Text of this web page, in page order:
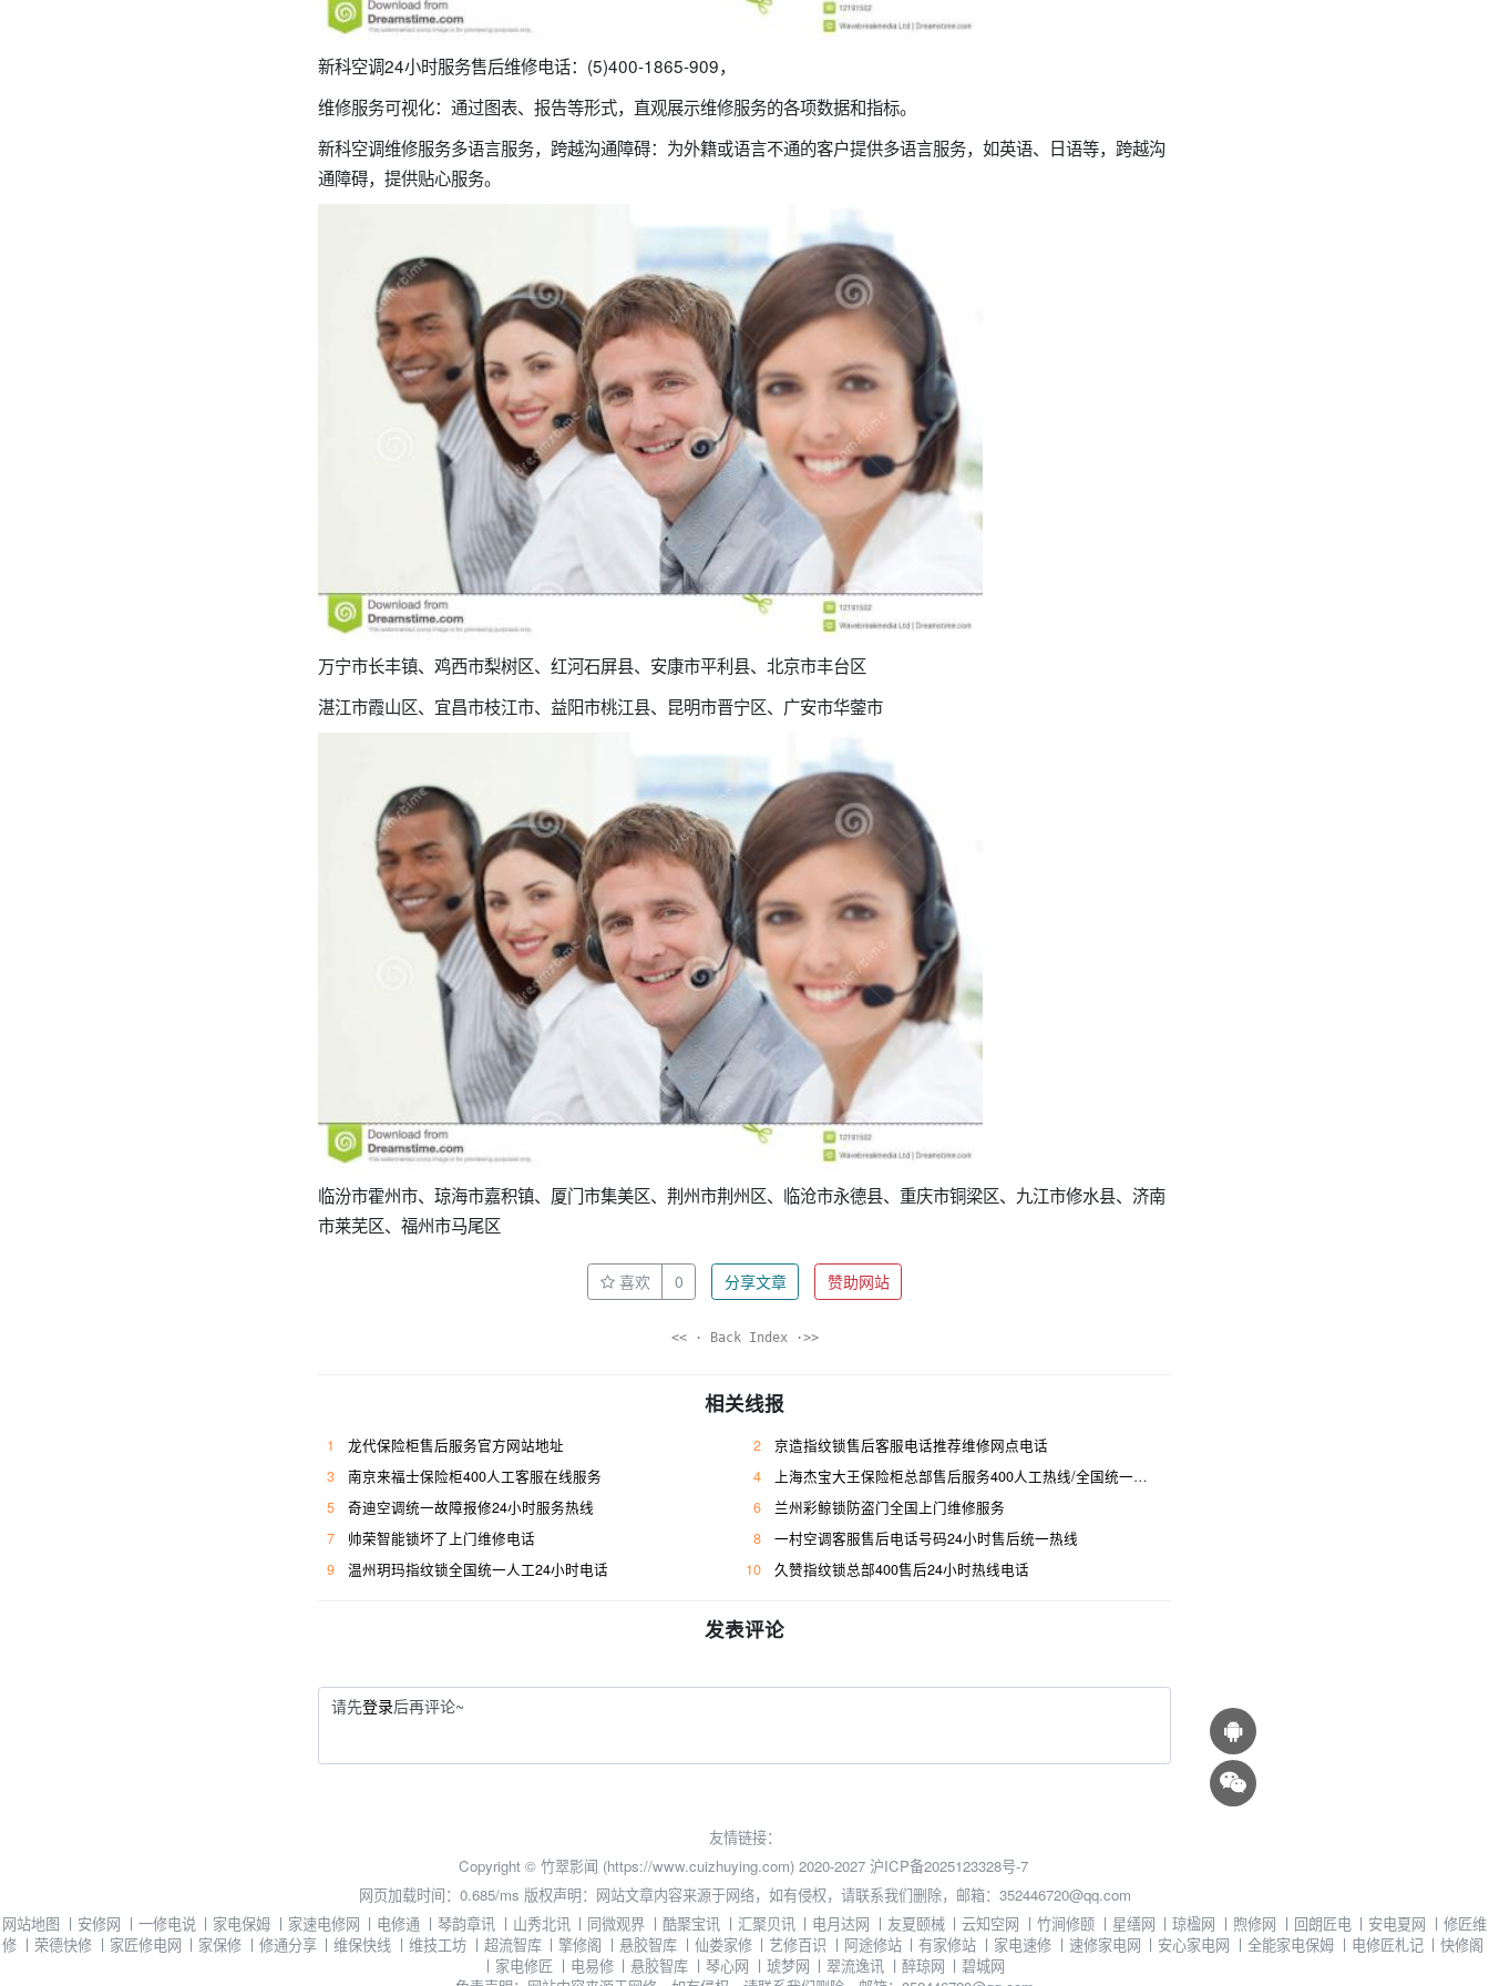
新科空调24小时服务售后维修电话：(5)400-1865-909，
维修服务可视化：通过图表、报告等形式，直观展示维修服务的各项数据和指标。
新科空调维修服务多语言服务，跨越沟通障碍：为外籍或语言不通的客户提供多语言服务，如英语、日语等，跨越沟
通障碍，提供贴心服务。
万宁市长丰镇、鸡西市梨树区、红河石屏县、安康市平利县、北京市丰台区
湛江市霞山区、宜昌市枝江市、益阳市桃江县、昆明市晋宁区、广安市华蓥市
临汾市霍州市、琼海市嘉积镇、厦门市集美区、荆州市荆州区、临沧市永德县、重庆市铜梁区、九江市修水县、济南
市莱芜区、福州市马尾区
喜欢 0 分享文章 赞助网站
<< · Back Index ·>>
相关线报
1 龙代保险柜售后服务官方网站地址 2
京造指纹锁售后客服电话推荐维修网点电话
3
南京来福士保险柜400人工客服在线服务 4
上海杰宝大王保险柜总部售后服务400人工热线/全国统一维修电话是多少
5
奇迪空调统一故障报修24小时服务热线 6
兰州彩鲸锁防盗门全国上门维修服务
7
帅荣智能锁坏了上门维修电话 8
一村空调客服售后电话号码24小时售后统一热线
9
温州玥玛指纹锁全国统一人工24小时电话 10 久赞指纹锁总部400售后24小时热线电话
发表评论
请先登录后再评论~
友情链接：
Copyright © 竹翠影闻 (https://www.cuizhuying.com) 2020-2027 沪ICP备2025123328号-7
网页加载时间：0.685/ms 版权声明：网站文章内容来源于网络，如有侵权，请联系我们删除，邮箱：352446720@qq.com
网站地图 丨 安修网 丨 一修电说 丨 家电保姆 丨 家速电修网 丨 电修通 丨 琴韵章讯 丨 山秀北讯 丨 同微观界 丨 酷聚宝讯 丨 汇聚贝讯 丨 电月达网 丨 友夏颐械 丨云知空网 丨 竹涧修颐 丨 星缮网 丨琼楹网 丨 煦修网 丨 回朗匠电 丨 安电夏网 丨 修匠维
修 丨 荣德快修 丨 家匠修电网 丨 家保修 丨 修通分享 丨维保快线 丨 维技工坊 丨 超流智库 丨擎修阁 丨 悬胶智库 丨 仙娄家修 丨艺修百识 丨 阿途修站 丨 有家修站 丨 家电速修 丨 速修家电网 丨 安心家电网 丨 全能家电保姆 丨 电修匠札记 丨快修阁
丨 家电修匠 丨 电易修 丨悬胶智库 丨 琴心网 丨 琥梦网 丨翠流逸讯 丨 醉琼网 丨碧城网